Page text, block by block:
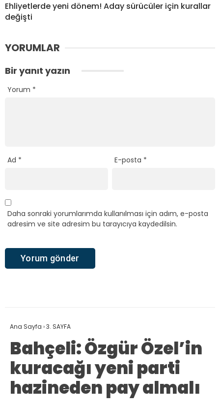
Ehliyetlerde yeni dönem! Aday sürücüler için kurallar
değişti
YORUMLAR
Bir yanıt yazın
Yorum *
Ad * E-posta *
Daha sonraki yorumlarımda kullanılması için adım, e-posta
adresim ve site adresim bu tarayıcıya kaydedilsin.
Ana Sayfa ›3. SAYFA
Bahçeli: Özgür Özel’in
kuracağı yeni parti
hazineden pay almalı